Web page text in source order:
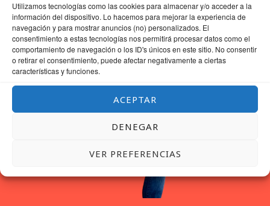
Utilizamos tecnologías como las cookies para almacenar y/o acceder a la
información del dispositivo. Lo hacemos para mejorar la experiencia de
navegación y para mostrar anuncios (no) personalizados. El
consentimiento a estas tecnologías nos permitirá procesar datos como el
comportamiento de navegación o los ID's únicos en este sitio. No consentir
o retirar el consentimiento, puede afectar negativamente a ciertas
características y funciones.
ACEPTAR
DENEGAR
VER PREFERENCIAS